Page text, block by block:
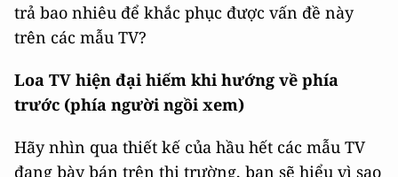
trả bao nhiêu để khắc phục được vấn đề này
trên các mẫu TV?
Loa TV hiện đại hiếm khi hướng về phía
trước (phía người ngồi xem)
Hãy nhìn qua thiết kế của hầu hết các mẫu TV
đang bày bán trên thị trường, bạn sẽ hiểu vì sao